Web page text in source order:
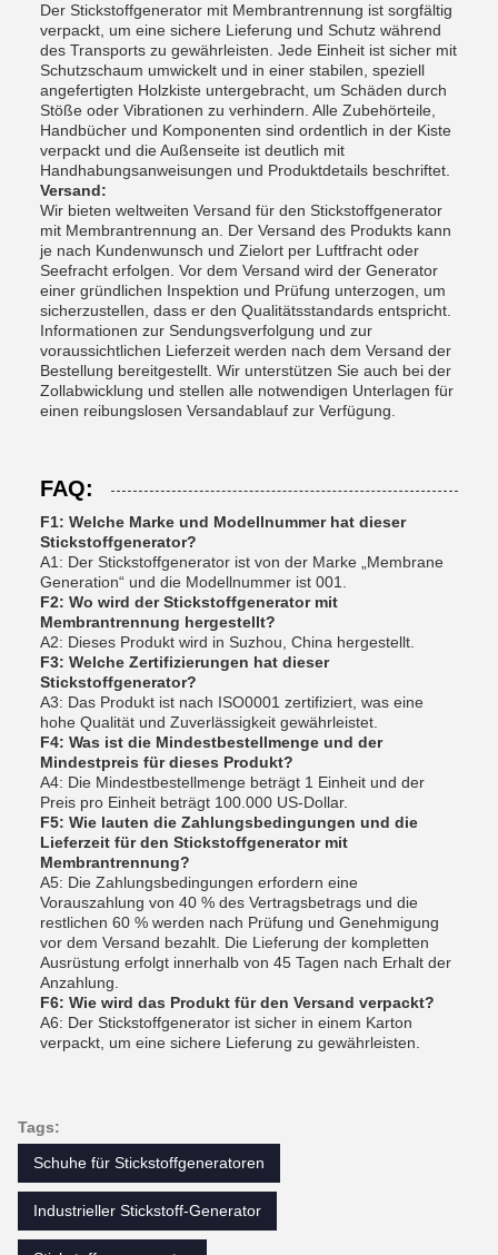
Der Stickstoffgenerator mit Membrantrennung ist sorgfältig
verpackt, um eine sichere Lieferung und Schutz während
des Transports zu gewährleisten. Jede Einheit ist sicher mit
Schutzschaum umwickelt und in einer stabilen, speziell
angefertigten Holzkiste untergebracht, um Schäden durch
Stöße oder Vibrationen zu verhindern. Alle Zubehörteile,
Handbücher und Komponenten sind ordentlich in der Kiste
verpackt und die Außenseite ist deutlich mit
Handhabungsanweisungen und Produktdetails beschriftet.
Versand:
Wir bieten weltweiten Versand für den Stickstoffgenerator
mit Membrantrennung an. Der Versand des Produkts kann
je nach Kundenwunsch und Zielort per Luftfracht oder
Seefracht erfolgen. Vor dem Versand wird der Generator
einer gründlichen Inspektion und Prüfung unterzogen, um
sicherzustellen, dass er den Qualitätsstandards entspricht.
Informationen zur Sendungsverfolgung und zur
voraussichtlichen Lieferzeit werden nach dem Versand der
Bestellung bereitgestellt. Wir unterstützen Sie auch bei der
Zollabwicklung und stellen alle notwendigen Unterlagen für
einen reibungslosen Versandablauf zur Verfügung.
FAQ:
F1: Welche Marke und Modellnummer hat dieser
Stickstoffgenerator?
A1: Der Stickstoffgenerator ist von der Marke „Membrane
Generation“ und die Modellnummer ist 001.
F2: Wo wird der Stickstoffgenerator mit
Membrantrennung hergestellt?
A2: Dieses Produkt wird in Suzhou, China hergestellt.
F3: Welche Zertifizierungen hat dieser
Stickstoffgenerator?
A3: Das Produkt ist nach ISO0001 zertifiziert, was eine
hohe Qualität und Zuverlässigkeit gewährleistet.
F4: Was ist die Mindestbestellmenge und der
Mindestpreis für dieses Produkt?
A4: Die Mindestbestellmenge beträgt 1 Einheit und der
Preis pro Einheit beträgt 100.000 US-Dollar.
F5: Wie lauten die Zahlungsbedingungen und die
Lieferzeit für den Stickstoffgenerator mit
Membrantrennung?
A5: Die Zahlungsbedingungen erfordern eine
Vorauszahlung von 40 % des Vertragsbetrags und die
restlichen 60 % werden nach Prüfung und Genehmigung
vor dem Versand bezahlt. Die Lieferung der kompletten
Ausrüstung erfolgt innerhalb von 45 Tagen nach Erhalt der
Anzahlung.
F6: Wie wird das Produkt für den Versand verpackt?
A6: Der Stickstoffgenerator ist sicher in einem Karton
verpackt, um eine sichere Lieferung zu gewährleisten.
Tags:
Schuhe für Stickstoffgeneratoren
Industrieller Stickstoff-Generator